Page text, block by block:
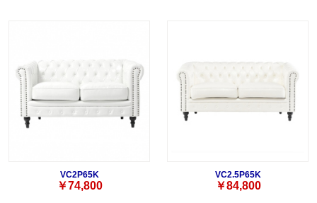
VC2P65K
￥74,800
VC2.5P65K
￥84,800